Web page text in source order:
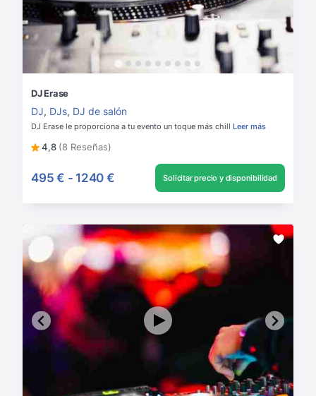
DJ Erase
DJ, DJs, DJ de salón
DJ Erase le proporciona a tu evento un toque más chill Leer más
4,8 (8 Reseñas)
495 € - 1240 € Solicitar precio y disponibilidad